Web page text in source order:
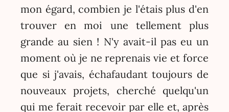
mon égard, combien je l'étais plus d'en
trouver en moi une tellement plus
grande au sien ! N'y avait-il pas eu un
moment où je ne reprenais vie et force
que si j'avais, échafaudant toujours de
nouveaux projets, cherché quelqu'un
qui me ferait recevoir par elle et, après